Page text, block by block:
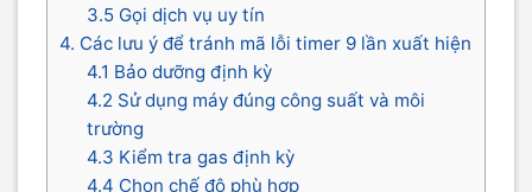
3.5 Gọi dịch vụ uy tín
4. Các lưu ý để tránh mã lỗi timer 9 lần xuất hiện
4.1 Bảo dưỡng định kỳ
4.2 Sử dụng máy đúng công suất và môi
trường
4.3 Kiểm tra gas định kỳ
4.4 Chọn chế độ phù hợp